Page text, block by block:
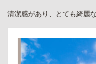
清潔感があり、とても綺麗